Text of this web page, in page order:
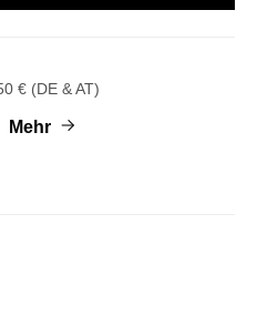
€ (DE & AT)
Mehr